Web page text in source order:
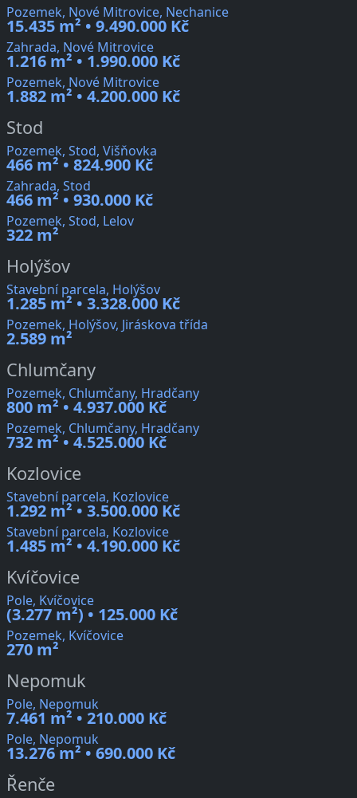
Pozemek, Nové Mitrovice, Nechanice
15.435 m² • 9.490.000 Kč
Zahrada, Nové Mitrovice
1.216 m² • 1.990.000 Kč
Pozemek, Nové Mitrovice
1.882 m² • 4.200.000 Kč
Stod
Pozemek, Stod, Višňovka
466 m² • 824.900 Kč
Zahrada, Stod
466 m² • 930.000 Kč
Pozemek, Stod, Lelov
322 m²
Holýšov
Stavební parcela, Holýšov
1.285 m² • 3.328.000 Kč
Pozemek, Holýšov, Jiráskova třída
2.589 m²
Chlumčany
Pozemek, Chlumčany, Hradčany
800 m² • 4.937.000 Kč
Pozemek, Chlumčany, Hradčany
732 m² • 4.525.000 Kč
Kozlovice
Stavební parcela, Kozlovice
1.292 m² • 3.500.000 Kč
Stavební parcela, Kozlovice
1.485 m² • 4.190.000 Kč
Kvíčovice
Pole, Kvíčovice
(3.277 m²) • 125.000 Kč
Pozemek, Kvíčovice
270 m²
Nepomuk
Pole, Nepomuk
7.461 m² • 210.000 Kč
Pole, Nepomuk
13.276 m² • 690.000 Kč
Řenče